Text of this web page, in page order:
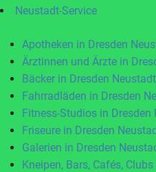
Neustadt-Service
Apotheken in Dresden
Ärztinnen und Ärzte in
Bäcker in Dresden Neustadt
Fahrradläden in Dresden
Fitness-Studios in Dresden
Friseure in Dresden
Galerien in Dresden
Kneipen, Bars, Cafés,